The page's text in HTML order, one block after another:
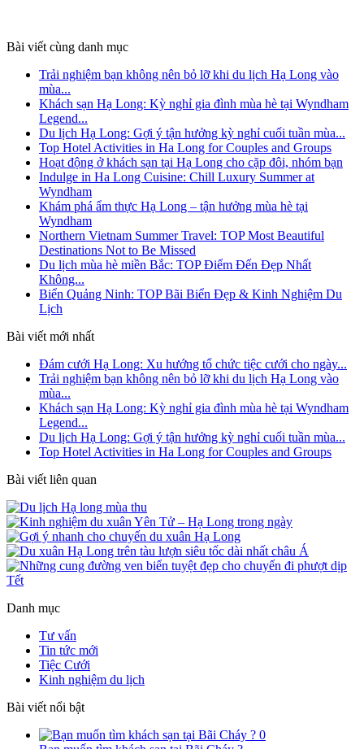
Bài viết cùng danh mục
Trải nghiệm bạn không nên bỏ lỡ khi du lịch Hạ Long vào
mùa...
Khách sạn Hạ Long: Kỳ nghỉ gia đình mùa hè tại Wyndham
Legend...
Du lịch Hạ Long: Gợi ý tận hưởng kỳ nghỉ cuối tuần mùa...
Top Hotel Activities in Ha Long for Couples and Groups
Hoạt động ở khách sạn tại Hạ Long cho cặp đôi, nhóm bạn
Indulge in Ha Long Cuisine: Chill Luxury Summer at
Wyndham
Khám phá ẩm thực Hạ Long – tận hưởng mùa hè tại
Wyndham
Northern Vietnam Summer Travel: TOP Most Beautiful
Destinations Not to Be Missed
Du lịch mùa hè miền Bắc: TOP Điểm Đến Đẹp Nhất
Không...
Biển Quảng Ninh: TOP Bãi Biển Đẹp & Kinh Nghiệm Du
Lịch
Bài viết mới nhất
Đám cưới Hạ Long: Xu hướng tổ chức tiệc cưới cho ngày...
Trải nghiệm bạn không nên bỏ lỡ khi du lịch Hạ Long vào
mùa...
Khách sạn Hạ Long: Kỳ nghỉ gia đình mùa hè tại Wyndham
Legend...
Du lịch Hạ Long: Gợi ý tận hưởng kỳ nghỉ cuối tuần mùa...
Top Hotel Activities in Ha Long for Couples and Groups
Bài viết liên quan
Danh mục
Tư vấn
Tin tức mới
Tiệc Cưới
Kinh nghiệm du lịch
Bài viết nổi bật
0